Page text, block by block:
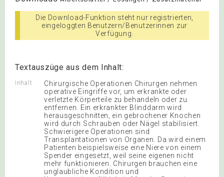
Die Download-Funktion steht nur registrierten,
eingeloggten Benutzern/Benutzerinnen zur
Verfügung.
Textauszüge aus dem Inhalt:
Inhalt
Chirurgische Operationen Chirurgen nehmen
operative Eingriffe vor, um erkrankte oder
verletzte Körperteile zu behandeln oder zu
entfernen. Ein erkrankter Blinddarm wird
herausgeschnitten, ein gebrochener Knochen
wird durch Schrauben oder Nägel stabilisiert.
Schwierigere Operationen sind
Transplantationen von Organen. Da wird einem
Patienten beispielsweise eine Niere von einem
Spender eingesetzt, weil seine eigenen nicht
mehr funktionieren. Chirurgen brauchen eine
unglaubliche Kondition und